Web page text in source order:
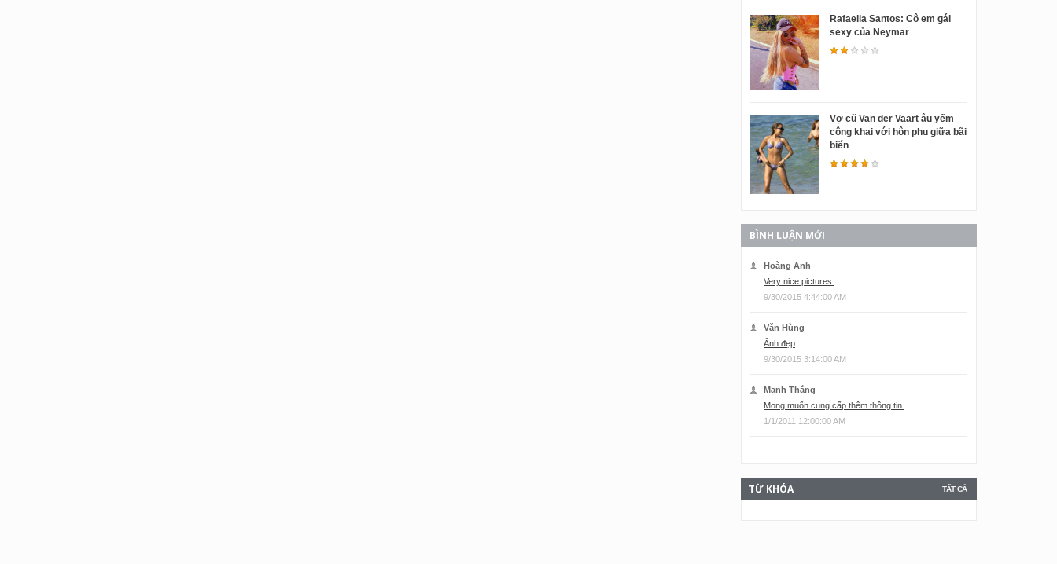
Rafaella Santos: Cô em gái
sexy của Neymar
Vợ cũ Van der Vaart âu yếm
công khai với hôn phu giữa bãi
biển
BÌNH LUẬN MỚI
Hoàng Anh
Very nice pictures.
9/30/2015 4:44:00 AM
Văn Hùng
Ảnh đẹp
9/30/2015 3:14:00 AM
Mạnh Thắng
Mong muốn cung cấp thêm thông tin.
1/1/2011 12:00:00 AM
TẤT CẢ
TỪ KHÓA